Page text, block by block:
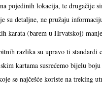
pojedinih lokacija, te drugačije
su detaljne, ne pružaju
karata (barem u Hrvatskoj)
razlika su upravo ti standardi
kartama susrećemo bijelu
se najčešće koriste na treking